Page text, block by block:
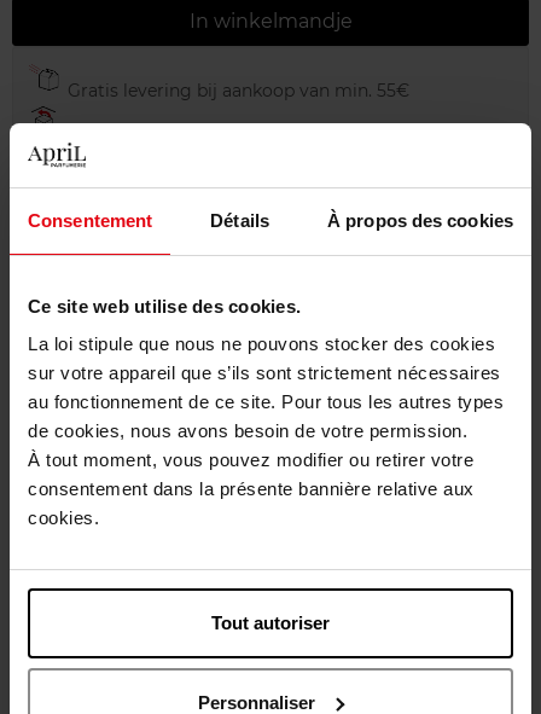
Consentement Détails À propos des cookies
Ce site web utilise des cookies.
La loi stipule que nous ne pouvons stocker des cookies
sur votre appareil que s’ils sont strictement nécessaires
au fonctionnement de ce site. Pour tous les autres types
de cookies, nous avons besoin de votre permission.
À tout moment, vous pouvez modifier ou retirer votre
consentement dans la présente bannière relative aux
cookies.
Tout autoriser
Personnaliser
In winkelmandje
Gratis levering bij aankoop van min. 55€
Beschrijving
Gebruiksadvies
Karakteristieken
Review Beleid inzake klantbeoordelingen